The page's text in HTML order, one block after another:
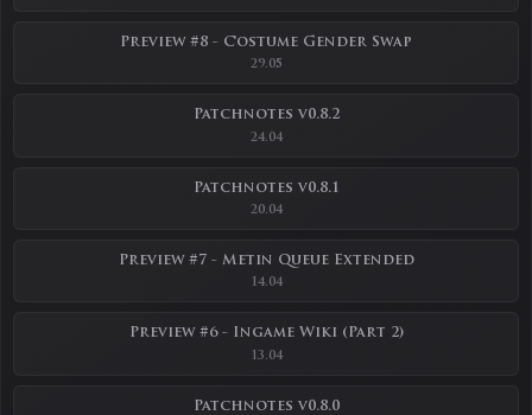
Preview #8 - Costume Gender Swap
29.05
Patchnotes v0.8.2
24.04
Patchnotes v0.8.1
20.04
Preview #7 - Metin Queue Extended
14.04
Preview #6 - Ingame Wiki (Part 2)
13.04
Patchnotes v0.8.0